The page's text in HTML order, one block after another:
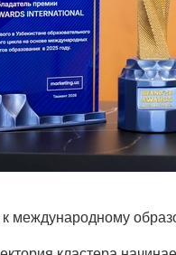
международному